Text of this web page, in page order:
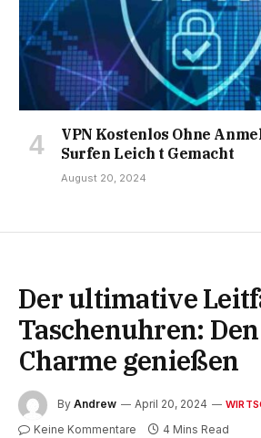
VPN Kostenlos Ohne
Surfen Leich t Gemacht
August 20, 2024
Der ultimative
Taschenuhren:
Charme genießen
By Andrew April 20, 2024
Keine Kommentare 4 Mins Read